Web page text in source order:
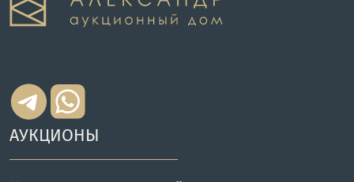
АУКЦИОНЫ